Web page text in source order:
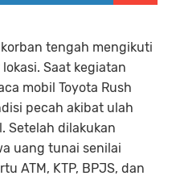
tengah mengikuti
Saat kegiatan
mobil Toyota Rush
pecah akibat ulah
Setelah dilakukan
uang tunai senilai
ATM, KTP, BPJS, dan